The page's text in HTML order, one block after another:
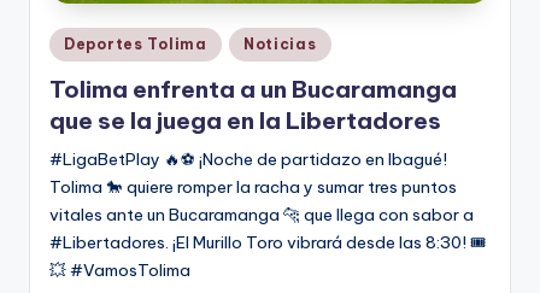
Publicado
en
Deportes Tolima Noticias
Tolima enfrenta a un Bucaramanga
que se la juega en la Libertadores
#LigaBetPlay 🔥⚽ ¡Noche de partidazo en Ibagué!
Tolima 🐎 quiere romper la racha y sumar tres puntos
vitales ante un Bucaramanga 🐆 que llega con sabor a
#Libertadores. ¡El Murillo Toro vibrará desde las 8:30! 🎟️
💥 #VamosTolima